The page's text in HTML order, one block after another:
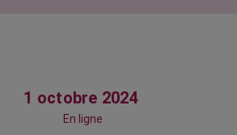
1 octobre 2024
En ligne